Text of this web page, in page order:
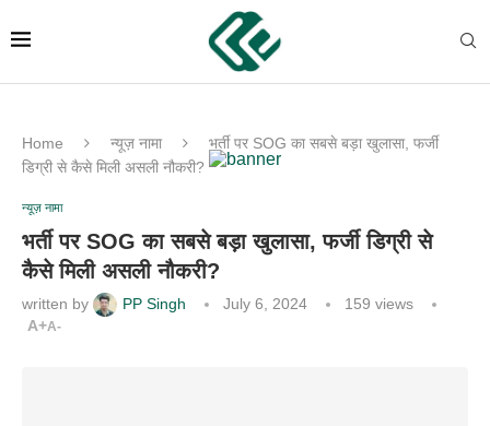
Home न्यूज़ नामा
भर्ती पर SOG का सबसे बड़ा खुलासा, फर्जी
डिग्री से कैसे मिली असली नौकरी?
न्यूज़ नामा
भर्ती पर SOG का सबसे बड़ा खुलासा, फर्जी डिग्री से
कैसे मिली असली नौकरी?
written by PP Singh July 6, 2024 159 views
A+A-